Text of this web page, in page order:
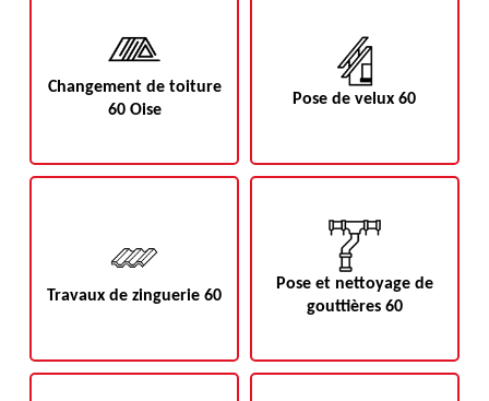
Changement de toiture
60 Oise
Pose de velux 60
Travaux de zinguerie 60
Pose et nettoyage de
gouttières 60